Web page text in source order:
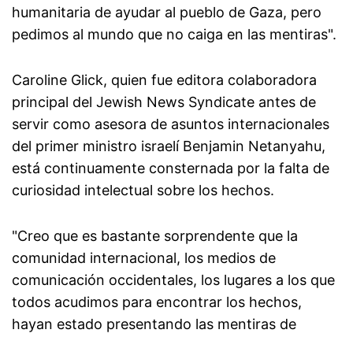
humanitaria de ayudar al pueblo de Gaza, pero
pedimos al mundo que no caiga en las mentiras".
Caroline Glick, quien fue editora colaboradora
principal del Jewish News Syndicate antes de
servir como asesora de asuntos internacionales
del primer ministro israelí Benjamin Netanyahu,
está continuamente consternada por la falta de
curiosidad intelectual sobre los hechos.
"Creo que es bastante sorprendente que la
comunidad internacional, los medios de
comunicación occidentales, los lugares a los que
todos acudimos para encontrar los hechos,
hayan estado presentando las mentiras de